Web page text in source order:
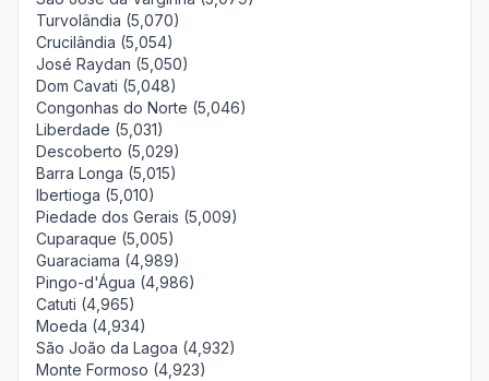
Turvolândia (5,070)
Crucilândia (5,054)
José Raydan (5,050)
Dom Cavati (5,048)
Congonhas do Norte (5,046)
Liberdade (5,031)
Descoberto (5,029)
Barra Longa (5,015)
Ibertioga (5,010)
Piedade dos Gerais (5,009)
Cuparaque (5,005)
Guaraciama (4,989)
Pingo-d'Água (4,986)
Catuti (4,965)
Moeda (4,934)
São João da Lagoa (4,932)
Monte Formoso (4,923)